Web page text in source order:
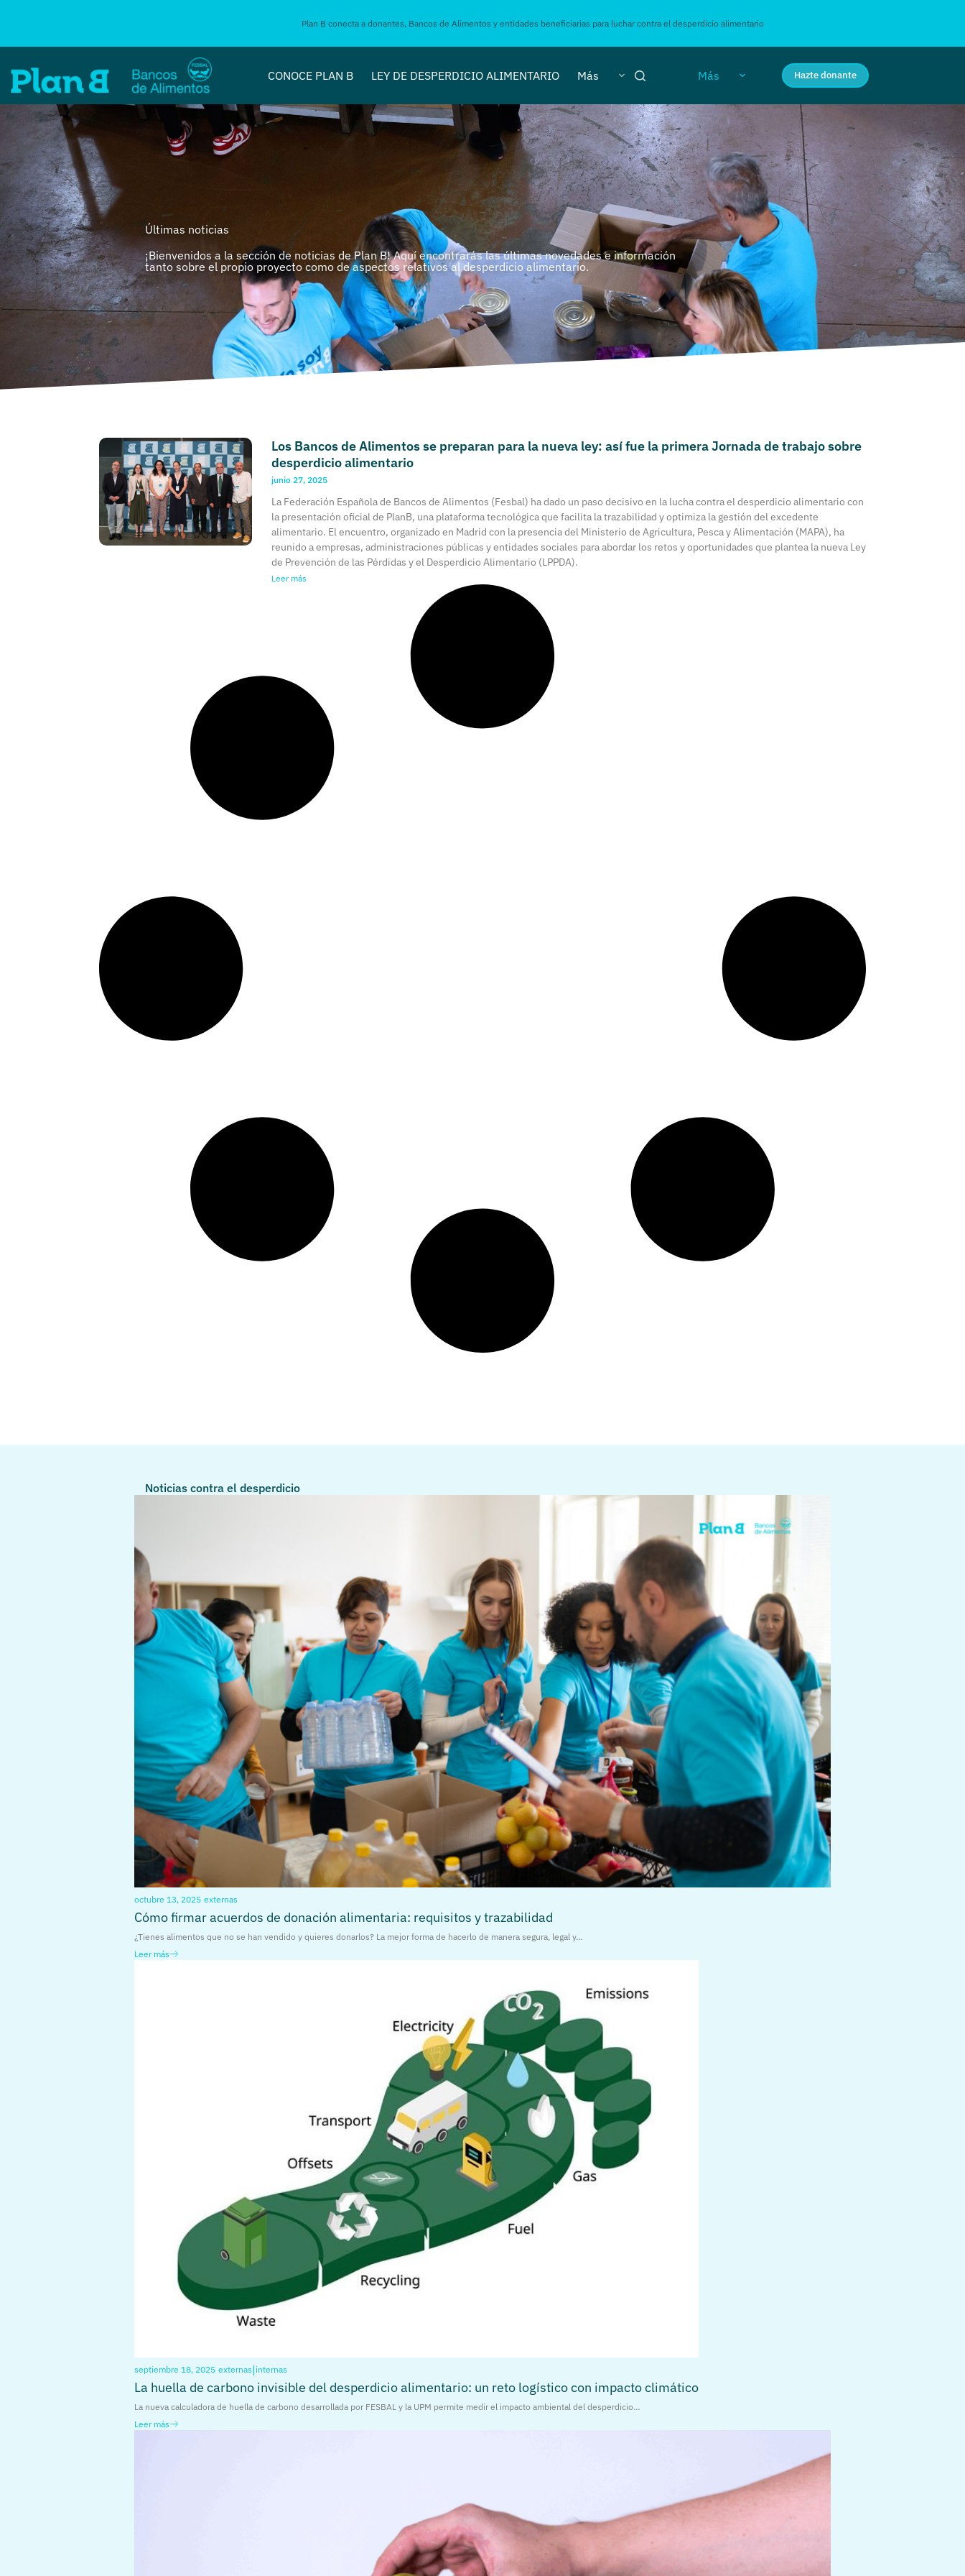
Plan B conecta a donantes, Bancos de Alimentos y entidades beneficiarias para luchar contra el desperdicio alimentario
CONOCE PLAN B LEY DE DESPERDICIO ALIMENTARIO Más Más Hazte donante
Últimas noticias
¡Bienvenidos a la sección de noticias de Plan B! Aquí encontrarás las últimas novedades e información
tanto sobre el propio proyecto como de aspectos relativos al desperdicio alimentario.
Los Bancos de Alimentos se preparan para la nueva ley: así fue la primera Jornada de trabajo sobre
desperdicio alimentario
junio 27, 2025
La Federación Española de Bancos de Alimentos (Fesbal) ha dado un paso decisivo en la lucha contra el desperdicio alimentario con
la presentación oficial de PlanB, una plataforma tecnológica que facilita la trazabilidad y optimiza la gestión del excedente
alimentario. El encuentro, organizado en Madrid con la presencia del Ministerio de Agricultura, Pesca y Alimentación (MAPA), ha
reunido a empresas, administraciones públicas y entidades sociales para abordar los retos y oportunidades que plantea la nueva Ley
de Prevención de las Pérdidas y el Desperdicio Alimentario (LPPDA).
Leer más
Noticias contra el desperdicio
octubre 13, 2025 externas
Cómo firmar acuerdos de donación alimentaria: requisitos y trazabilidad
¿Tienes alimentos que no se han vendido y quieres donarlos? La mejor forma de hacerlo de manera segura, legal y…
Leer más
septiembre 18, 2025 externas| internas
La huella de carbono invisible del desperdicio alimentario: un reto logístico con impacto climático
La nueva calculadora de huella de carbono desarrollada por FESBAL y la UPM permite medir el impacto ambiental del desperdicio…
Leer más